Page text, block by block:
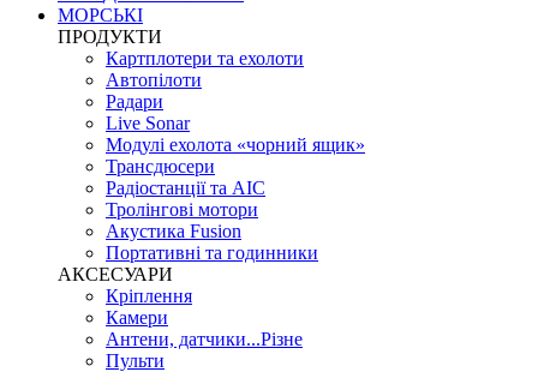
МОРСЬКІ
ПРОДУКТИ
Картплотери та ехолоти
Автопілоти
Радари
Live Sonar
Модулі ехолота «чорний ящик»
Трансдюсери
Радіостанції та АІС
Тролінгові мотори
Акустика Fusion
Портативні та годинники
АКСЕСУАРИ
Кріплення
Камери
Антени, датчики...Різне
Пульти